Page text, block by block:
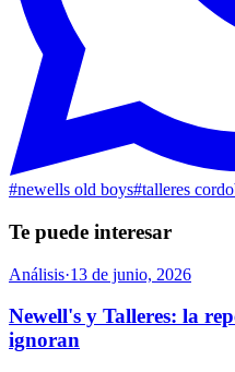
#newells old boys#talleres
Te puede interesar
Análisis·13 de junio, 2026
Newell's y Talleres: la
ignoran